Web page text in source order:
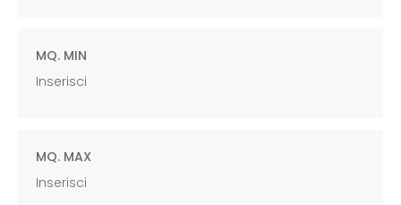
MQ. MIN
MQ. MAX